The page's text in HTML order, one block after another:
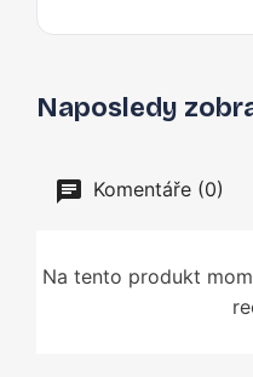
Naposledy
Komentáře (0)
Na tento produkt